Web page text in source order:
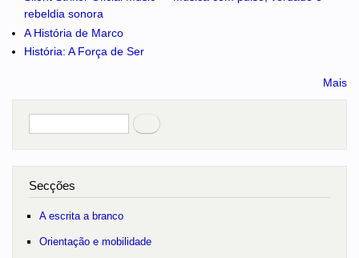
rebeldia sonora
A História de Marco
História: A Força de Ser
Mais
Pesquisar
Secções
A escrita a branco
Orientação e mobilidade